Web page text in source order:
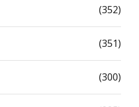
(352)
(351)
(300)